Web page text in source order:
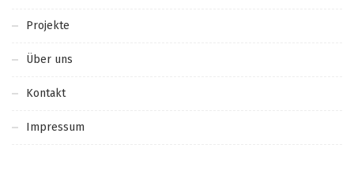
Projekte
Über uns
Kontakt
Impressum